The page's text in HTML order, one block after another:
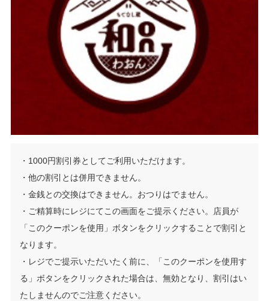
・1000円割引券としてご利用いただけます。
・他の割引とは併用できません。
・金銭との交換はできません。おつりはでません。
・ご精算時にレジにてこの画面をご提示ください。店員が
「このクーポンを使用」ボタンをクリックすることで割引と
なります。
・レジでご提示いただいたく前に、「このクーポンを使用す
る」ボタンをクリックされた場合は、無効となり、割引はい
たしませんのでご注意ください。